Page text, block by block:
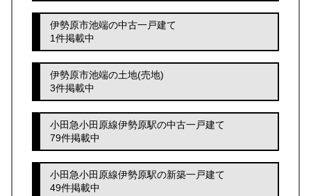
伊勢原市池端の中古一戸建て
1件掲載中
伊勢原市池端の土地(売地)
3件掲載中
小田急小田原線伊勢原駅の中古一戸建て
79件掲載中
小田急小田原線伊勢原駅の新築一戸建て
49件掲載中